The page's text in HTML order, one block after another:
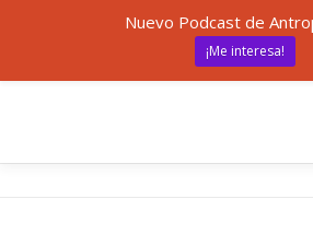
Nuevo Podcast de
¡Me interesa!